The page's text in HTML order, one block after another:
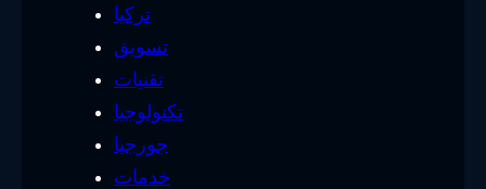
تركيا
تسويق
تقنيات
تكنولوجيا
جورجيا
خدمات